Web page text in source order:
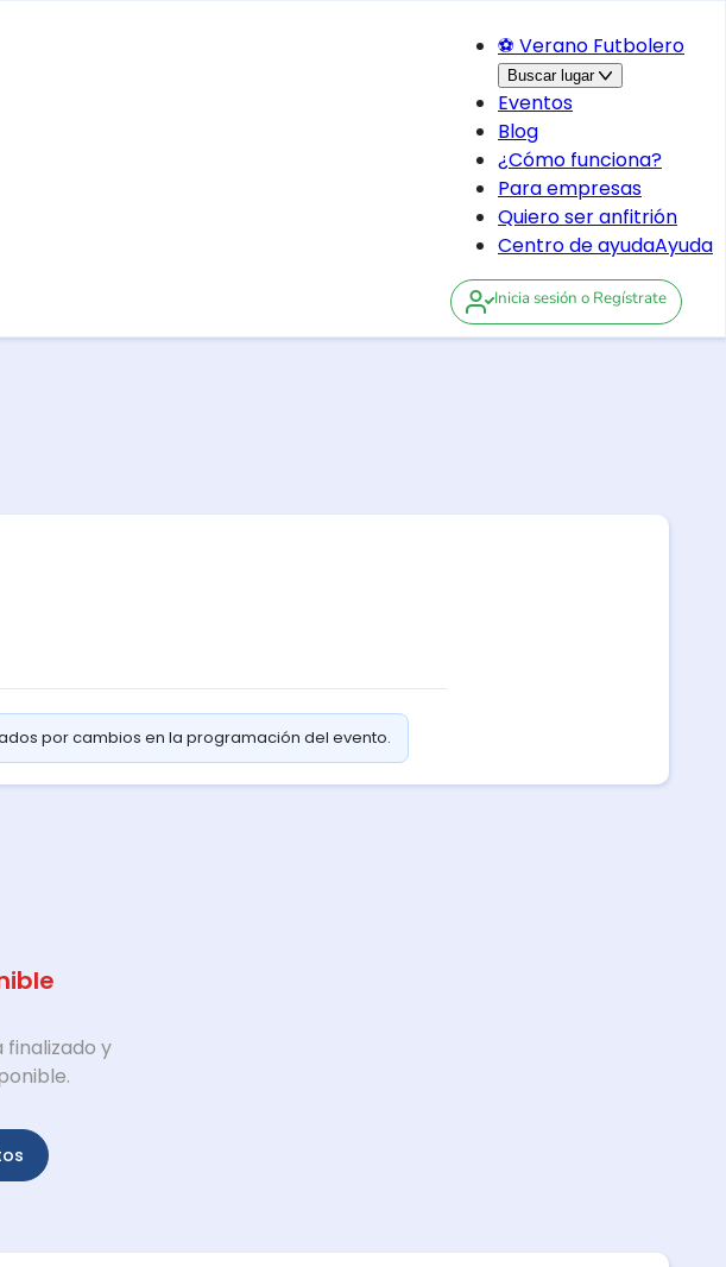
⚽ Verano Futbolero
Buscar lugar
Eventos
Blog
¿Cómo funciona?
Para empresas
Quiero ser anfitrión
Centro de ayudaAyuda
Inicia sesión o Regístrate
por cambios en la programación del evento.
finalizado y